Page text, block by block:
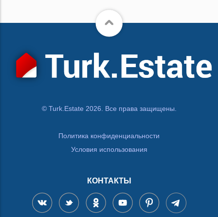
© Turk.Estate 2026. Все права защищены.
Политика конфиденциальности
Условия использования
КОНТАКТЫ